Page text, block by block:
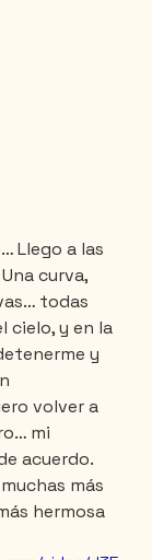
Llego a las
curva,
todas
cielo, y en la
y
volver a
mi
acuerdo.
más
hermosa